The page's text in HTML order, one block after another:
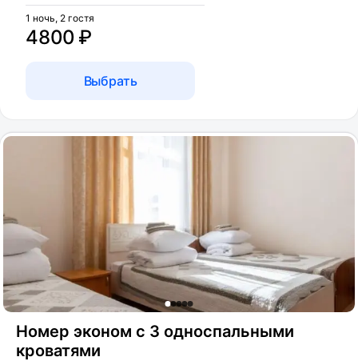
4800 ₽
1 ночь, 2 гостя
Выбрать
Номер эконом с 3 односпальными
кроватями